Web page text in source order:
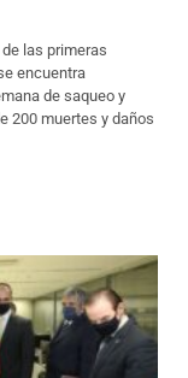
las primeras
encuentra
de saqueo y
200 muertes y daños